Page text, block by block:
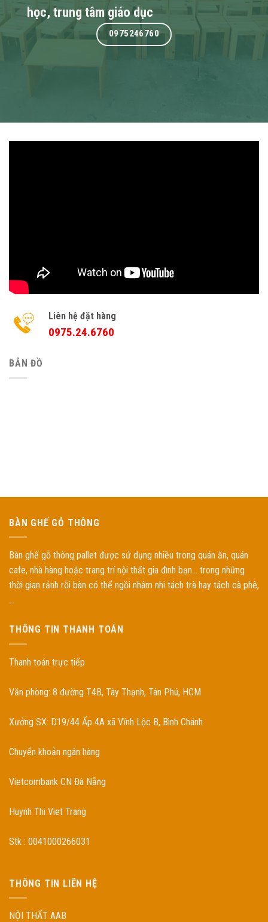
học, trung tâm giáo dục
0975246760
Liên hệ đặt hàng
0975.24.6760
BẢN ĐỒ
BÀN GHẾ GỖ THÔNG
Bàn ghế gỗ thông pallet được sử dụng nhiều trong quán ăn, quán
cafe, nhà hàng hoặc trang trí nội thất gia đình bạn... trong những
thời gian rảnh rỗi bàn có thể ngồi nhâm nhi tách trà hay tách cà phê,
...
THÔNG TIN THANH TOÁN
Thanh toán trực tiếp
Văn phòng: 8 đường T4B, Tây Thạnh, Tân Phú, HCM
Xưởng SX: D19/44 Ấp 4A xã Vĩnh Lộc B, Bình Chánh
Chuyển khoản ngân hàng
Vietcombank CN Đà Nẵng
Huynh Thi Viet Trang
Stk : 0041000266031
THÔNG TIN LIÊN HỆ
NỘI THẤT AAB